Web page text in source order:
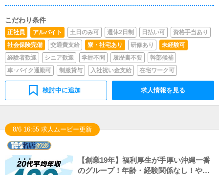
こだわり条件
正社員 アルバイト 土日のみ可 週休2日制 日払い可
資格手当あり
社会保険完備
交通費支給 寮・社宅あり 研修あり
未経験可
経験者歓迎
シニア歓迎 学歴不問 履歴書不要
幹部候補
車･バイク通勤可
制服貸与 入社祝い金支給 在宅ワーク可
検討中に追加 求人情報を見る
8/6 16:55 求人ムービー更新
【創業19年】福利厚生が手厚い沖縄一番
のグループ！年齢・経験関係なし！やる